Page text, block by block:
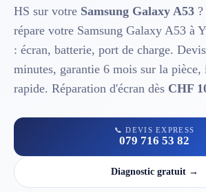
Blog
Contact
📱 Réparation téléphone par marque
📍 LOCALITÉS DESSERVIES
Région d'Yverdon
HS sur votre Samsung Galaxy A53
répare votre Samsung Galaxy A53 à
: écran, batterie, port de charge.
minutes, garantie 6 mois sur la
rapide. Réparation d'écran dès CHF
📞 DEVIS EXPRESS
079 716 53 82
Diagnostic gratuit →